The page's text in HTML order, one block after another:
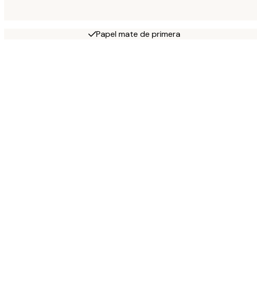
Papel mate de primera